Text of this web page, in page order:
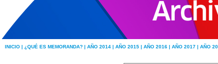
INICIO | ¿QUÉ ES MEMORANDA? | AÑO 2014 | AÑO 2015 | AÑO 2016 | AÑO 2017 | AÑO